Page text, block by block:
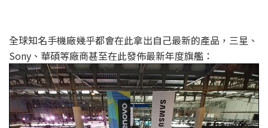
全球知名手機廠幾乎都會在此拿出自己最新的產品，三星、
Sony、華碩等廠商甚至在此發佈最新年度旗艦：